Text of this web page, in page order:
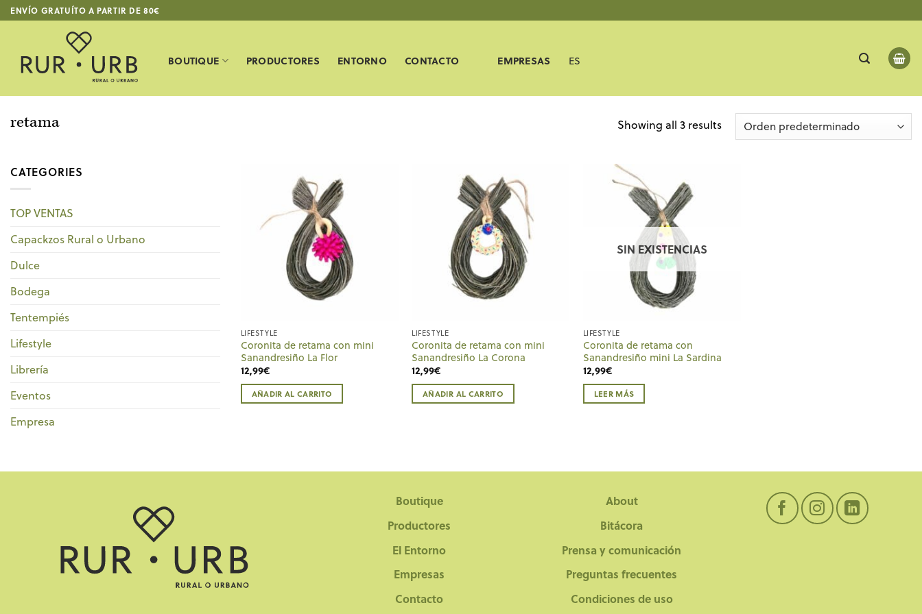
Saltar
al
ENVÍO GRATUÍTO A PARTIR DE 80€
BOUTIQUE PRODUCTORES ENTORNO CONTACTO EMPRESAS ES
retama Showing all 3 results
CATEGORIES
TOP VENTAS
Capackzos Rural o Urbano
Dulce
Bodega
Tentempiés
Lifestyle
Librería
Eventos
Empresa
LIFESTYLE
Coronita de retama con mini
Sanandresiño La Flor
12,99€
AÑADIR AL CARRITO
LIFESTYLE
Coronita de retama con mini
Sanandresiño La Corona
12,99€
AÑADIR AL CARRITO
SIN EXISTENCIAS
LIFESTYLE
Coronita de retama con
Sanandresiño mini La Sardina
12,99€
LEER MÁS
Boutique
Productores
El Entorno
Empresas
Contacto
About
Bitácora
Prensa y comunicación
Preguntas frecuentes
Condiciones de uso